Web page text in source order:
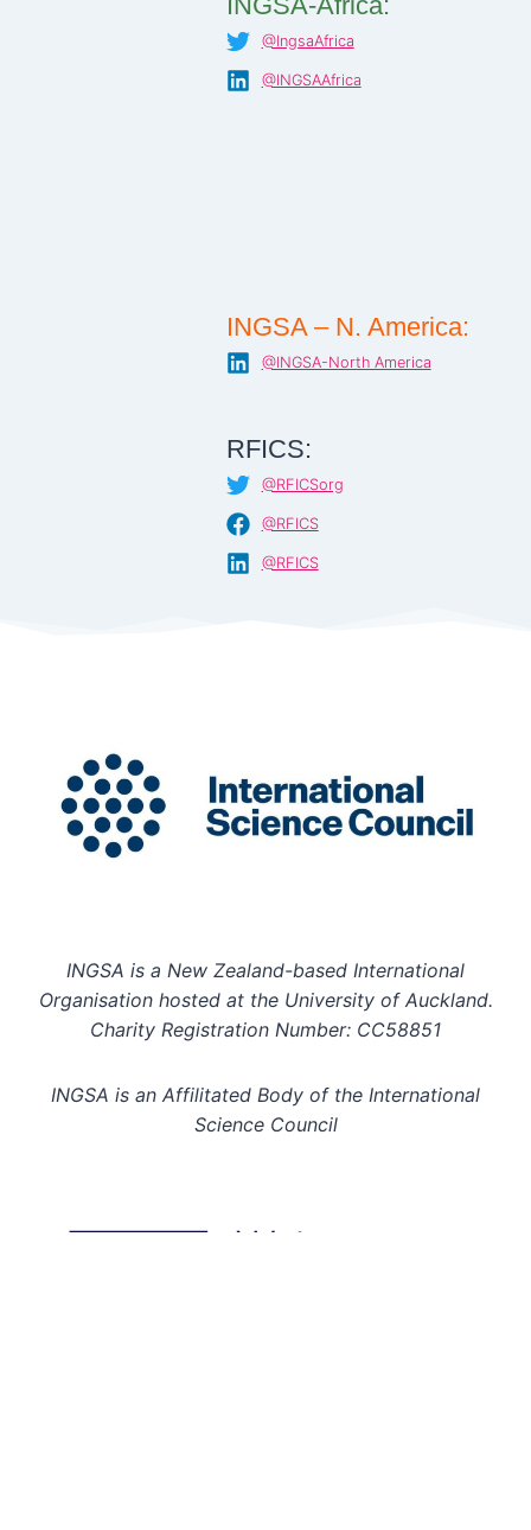
@IngsaAfrica
@INGSAAfrica
INGSA – N. America:
@INGSA-North America
RFICS:
@RFICSorg
@RFICS
@RFICS
INGSA is a New Zealand-based International
Organisation hosted at the University of Auckland.
Charity Registration Number: CC58851
INGSA is an Affilitated Body of the International
Science Council